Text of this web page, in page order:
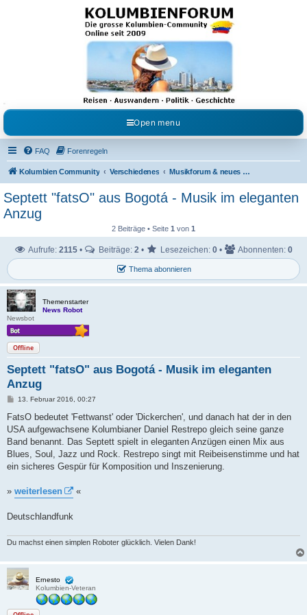
Kolumbienforum - Das
grosse Forum der
Freunde Kolumbiens
Reisen, Auswandern, Kultur, Politik, Geschichte und Visum in Kolumbien und Venezuela.
Austausch, Erfahrungen und Gemeinschaft im Kolumbienforum
Open menu
FAQ Forenregeln
Kolumbien Community Verschiedenes Musikforum & neues aus dem Showgeschäft
Septett "fatsO" aus Bogotá - Musik im eleganten
Anzug
2 Beiträge • Seite 1 von 1
Thema abonnieren
Aufrufe: 2115 • Beiträge: 2 • Lesezeichen: 0 • Abonnenten: 0
Themenstarter
News Robot
Newsbot
Offline
Septett "fatsO" aus Bogotá - Musik im eleganten
Anzug
B
i
r
a
13. Februar 2016, 00:27
FatsO bedeutet 'Fettwanst' oder 'Dickerchen', und danach hat der in den
USA aufgewachsene Kolumbianer Daniel Restrepo gleich seine ganze
Band benannt. Das Septett spielt in eleganten Anzügen einen Mix aus
Blues, Soul, Jazz und Rock. Restrepo singt mit Reibeisenstimme und hat
ein sicheres Gespür für Komposition und Inszenierung.
» weiterlesen «
Deutschlandfunk
Du machst einen simplen Roboter glücklich. Vielen Dank!
Ernesto
Kolumbien-Veteran